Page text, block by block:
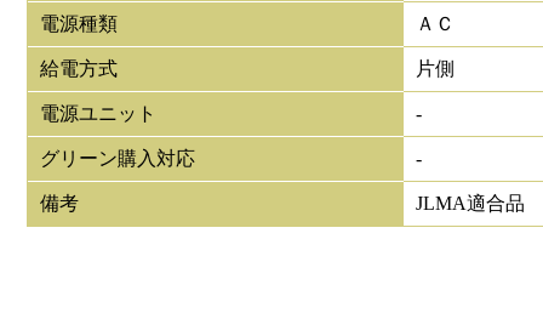
電源種類 ＡＣ
給電方式 片側
電源ユニット -
グリーン購入対応 -
備考 JLMA適合品